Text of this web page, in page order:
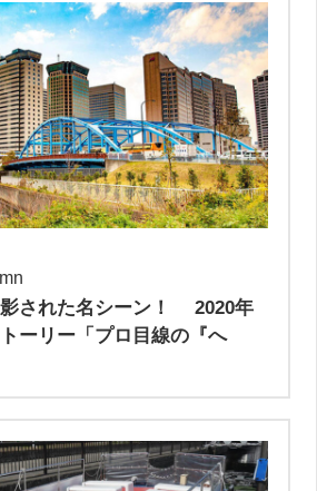
影された名シーン！ 2020年
ーリー「プロ目線の『へ